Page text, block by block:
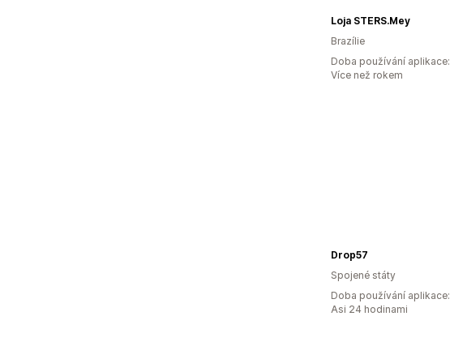
Loja STERS.Mey
Brazílie
Doba používání aplikace:
Více než rokem
Drop57
Spojené státy
Doba používání aplikace:
Asi 24 hodinami